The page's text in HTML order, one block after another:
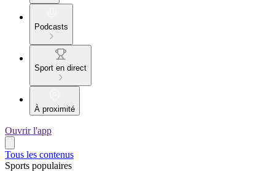
Podcasts
Sport en direct
À proximité
Ouvrir l'app
Tous les contenus
Sports populaires